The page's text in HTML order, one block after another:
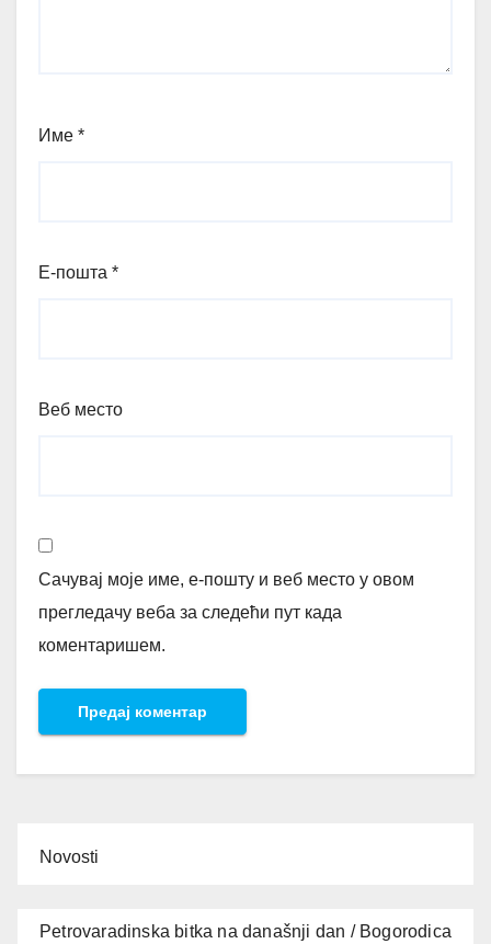
Име *
Е-пошта *
Веб место
Сачувај моје име, е-пошту и веб место у овом
прегледачу веба за следећи пут када
коментаришем.
Novosti
Petrovaradinska bitka na današnji dan / Bogorodica